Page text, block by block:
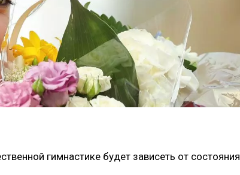
гимнастике будет зависеть от состояния